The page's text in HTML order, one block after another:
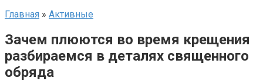
Главная » Активные
Зачем плюются во время крещения
разбираемся в деталях священного
обряда